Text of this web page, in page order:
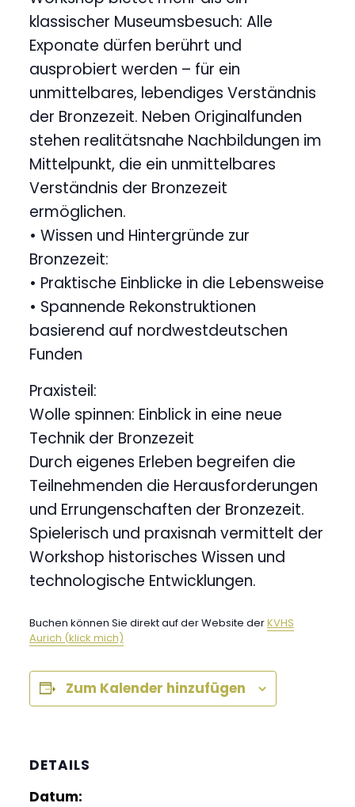
klassischer Museumsbesuch: Alle
Exponate dürfen berührt und
ausprobiert werden – für ein
unmittelbares, lebendiges Verständnis
der Bronzezeit. Neben Originalfunden
stehen realitätsnahe Nachbildungen im
Mittelpunkt, die ein unmittelbares
Verständnis der Bronzezeit
ermöglichen.
• Wissen und Hintergründe zur
Bronzezeit:
• Praktische Einblicke in die Lebensweise
• Spannende Rekonstruktionen
basierend auf nordwestdeutschen
Funden
Praxisteil:
Wolle spinnen: Einblick in eine neue
Technik der Bronzezeit
Durch eigenes Erleben begreifen die
Teilnehmenden die Herausforderungen
und Errungenschaften der Bronzezeit.
Spielerisch und praxisnah vermittelt der
Workshop historisches Wissen und
technologische Entwicklungen.
Buchen können Sie direkt auf der Website derKVHS
Aurich (klick mich)
Zum Kalender hinzufügen
DETAILS
Datum: